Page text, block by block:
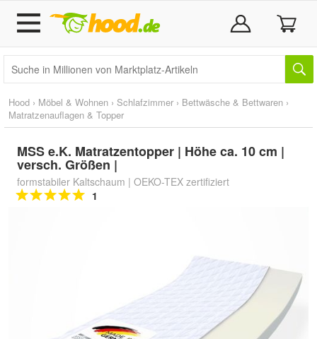
Hood › Möbel & Wohnen › Schlafzimmer › Bettwäsche & Bettwaren ›
Matratzenauflagen & Topper
MSS e.K. Matratzentopper | Höhe ca. 10 cm |
versch. Größen |
formstabiler Kaltschaum | OEKO-TEX zertifiziert
1